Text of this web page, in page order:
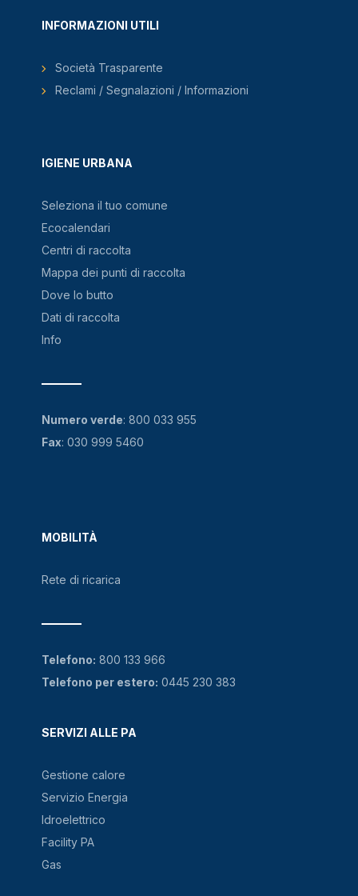
IGIENE URBANA
Seleziona il tuo comune
Ecocalendari
Centri di raccolta
Mappa dei punti di raccolta
Dove lo butto
Dati di raccolta
Info
MOBILITÀ
Rete di ricarica
SERVIZI ALLE PA
Gestione calore
Servizio Energia
Idroelettrico
Facility PA
Gas
INFORMAZIONI UTILI
Società Trasparente
Reclami / Segnalazioni / Informazioni
Numero verde: 800 033 955
Fax: 030 999 5460
Telefono: 800 133 966
Telefono per estero: 0445 230 383